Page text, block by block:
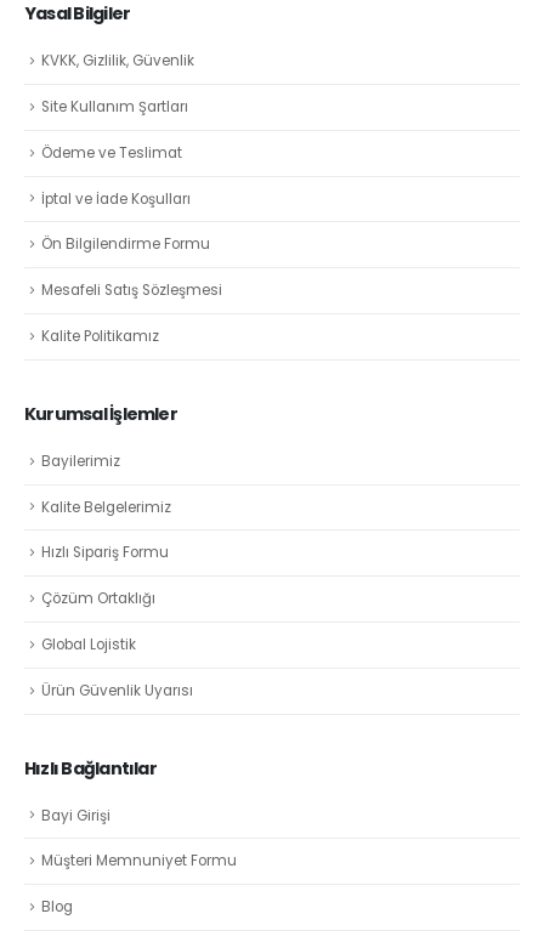
Yasal Bilgiler
KVKK, Gizlilik, Güvenlik
Site Kullanım Şartları
Ödeme ve Teslimat
İptal ve İade Koşulları
Ön Bilgilendirme Formu
Mesafeli Satış Sözleşmesi
Kalite Politikamız
Kurumsal İşlemler
Bayilerimiz
Kalite Belgelerimiz
Hızlı Sipariş Formu
Çözüm Ortaklığı
Global Lojistik
Ürün Güvenlik Uyarısı
Hızlı Bağlantılar
Bayi Girişi
Müşteri Memnuniyet Formu
Blog